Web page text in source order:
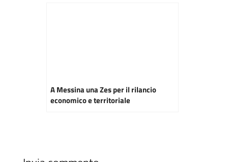
A Messina una Zes per il rilancio
economico e territoriale